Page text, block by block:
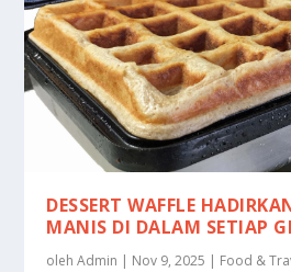
DESSERT WAFFLE
MANIS DI DALAM SETIAP
olehAdmin | Nov 9, 2025 | Food &